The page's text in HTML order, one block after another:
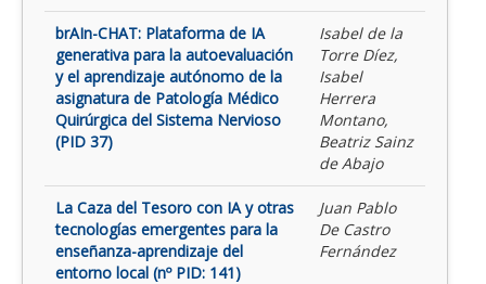
brAIn-CHAT: Plataforma de IA
generativa para la autoevaluación
y el aprendizaje autónomo de la
asignatura de Patología Médico
Quirúrgica del Sistema Nervioso
(PID 37)
Isabel de la
Torre Díez,
Isabel
Herrera
Montano,
Beatriz Sainz
de Abajo
La Caza del Tesoro con IA y otras
tecnologías emergentes para la
enseñanza-aprendizaje del
entorno local (nº PID: 141)
Juan Pablo
De Castro
Fernández